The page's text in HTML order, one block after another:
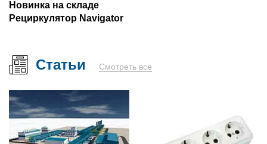
Новинка на складе
Рециркулятор Navigator
Статьи Смотреть все